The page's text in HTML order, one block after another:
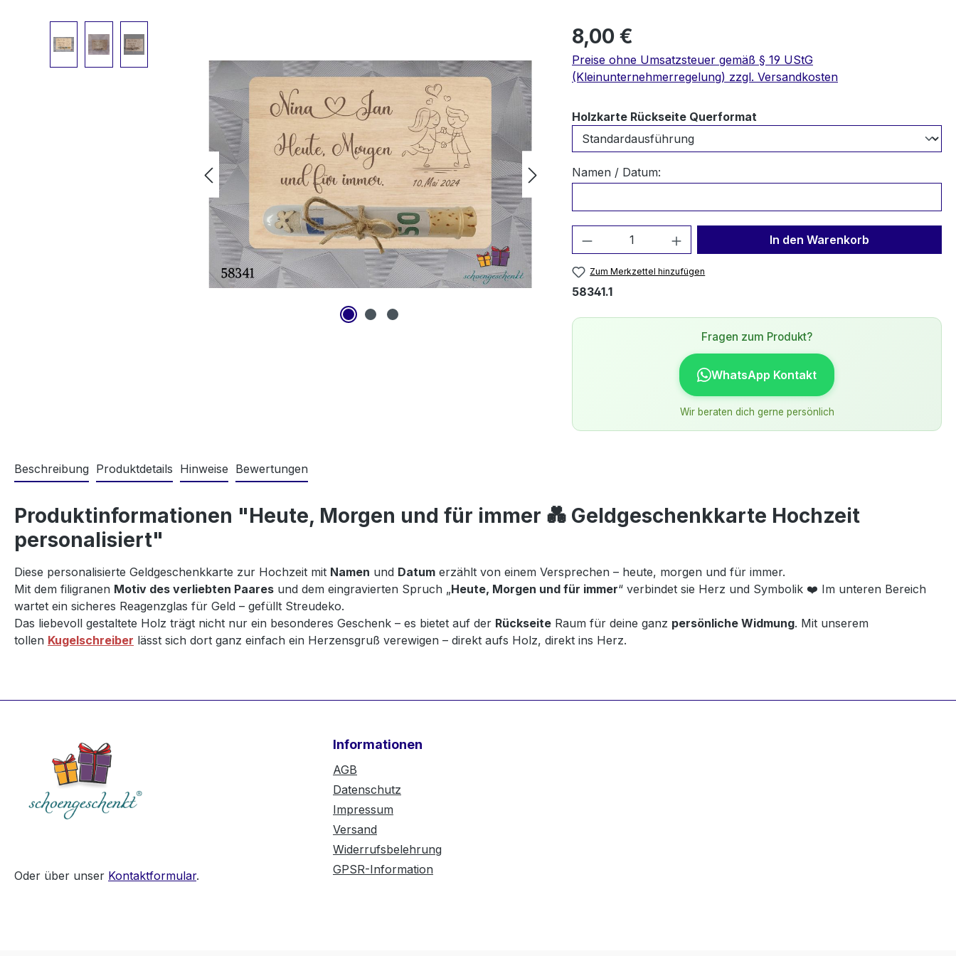
8,00 €
Preise ohne Umsatzsteuer gemäß § 19 UStG
(Kleinunternehmerregelung) zzgl. Versandkosten
Holzkarte Rückseite Querformat
Namen / Datum:
Produkt Anzahl: Gib den gewünschten Wert
In den Warenkorb
Zum Merkzettel hinzufügen
58341.1
Fragen zum Produkt?
WhatsApp Kontakt
Wir beraten dich gerne persönlich
Beschreibung Produktdetails Hinweise Bewertungen
Produktinformationen "Heute, Morgen und für immer 💑 Geldgeschenkkarte Hochzeit
personalisiert"
Diese personalisierte Geldgeschenkkarte zur Hochzeit mit Namen und Datum erzählt von einem Versprechen – heute, morgen und für immer.
Mit dem filigranen Motiv des verliebten Paares und dem eingravierten Spruch „Heute, Morgen und für immer“ verbindet sie Herz und Symbolik ❤️ Im unteren Bereich
wartet ein sicheres Reagenzglas für Geld – gefüllt Streudeko.
Das liebevoll gestaltete Holz trägt nicht nur ein besonderes Geschenk – es bietet auf der Rückseite Raum für deine ganz persönliche Widmung. Mit unserem
tollen Kugelschreiber lässt sich dort ganz einfach ein Herzensgruß verewigen – direkt aufs Holz, direkt ins Herz.
Oder über unser Kontaktformular.
Informationen
AGB
Datenschutz
Impressum
Versand
Widerrufsbelehrung
GPSR-Information